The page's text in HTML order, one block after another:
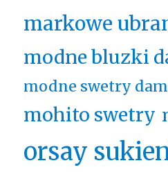
markowe
modne bluzki
modne swetry
mohito swetry
orsay